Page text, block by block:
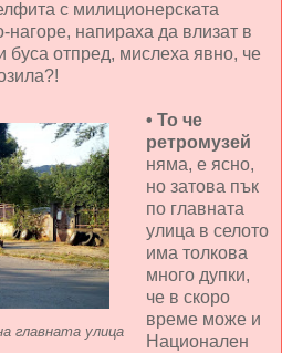
с милиционерската
нагоре, напираха да влизат в
отпред, мислеха явно, че
главната улица
• То че
ретромузей
няма, е ясно,
но затова пък
по главната
улица в селото
има толкова
много дупки,
че в скоро
време може и
Национален